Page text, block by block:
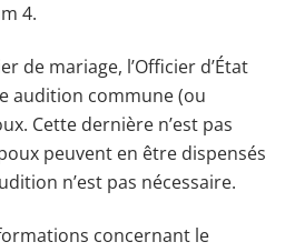
4.
de mariage, l’Officier d’État
audition commune (ou
Cette dernière n’est pas
peuvent en être dispensés
n’est pas nécessaire.
concernant le